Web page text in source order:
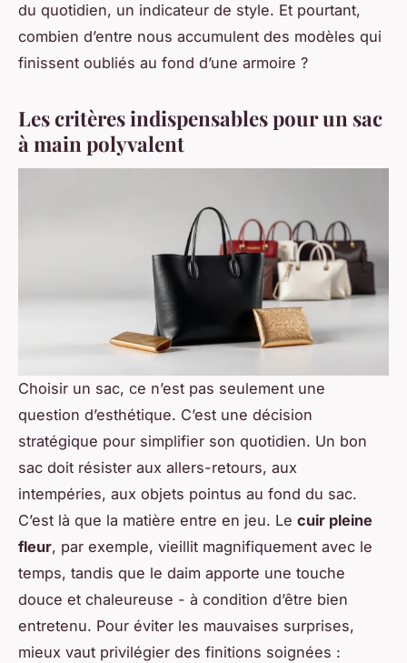
du quotidien, un indicateur de style. Et pourtant,
combien d’entre nous accumulent des modèles qui
finissent oubliés au fond d’une armoire ?
Les critères indispensables pour un sac
à main polyvalent
Choisir un sac, ce n’est pas seulement une
question d’esthétique. C’est une décision
stratégique pour simplifier son quotidien. Un bon
sac doit résister aux allers-retours, aux
intempéries, aux objets pointus au fond du sac.
C’est là que la matière entre en jeu. Le cuir pleine
fleur, par exemple, vieillit magnifiquement avec le
temps, tandis que le daim apporte une touche
douce et chaleureuse - à condition d’être bien
entretenu. Pour éviter les mauvaises surprises,
mieux vaut privilégier des finitions soignées :